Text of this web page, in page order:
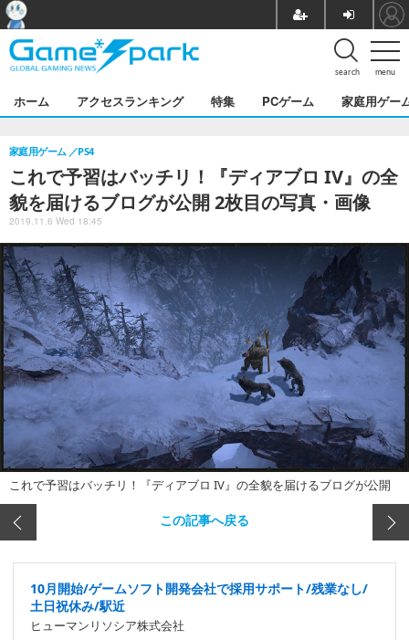
menu
search
ホーム アクセスランキング 特集 PCゲーム 家庭用ゲー
これで予習はバッチリ！『ディアブロ IV』の全
貌を届けるブログが公開 2枚目の写真・画像
家庭用ゲーム PS4
2019.11.6 Wed 18:45
これで予習はバッチリ！『ディアブロ IV』の全貌を届けるブログが公開
この記事へ戻る
10月開始/ゲームソフト開発会社で採用サポート/残業なし/
土日祝休み/駅近
ヒューマンリソシア株式会社